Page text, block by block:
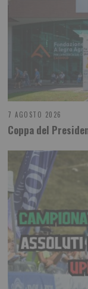
7 AGOSTO 2026
Coppa del